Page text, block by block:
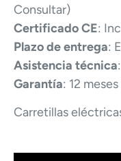
Consultar)
Certificado CE:
Plazo de entrega:
Asistencia técnica
Garantía: 12
Carretillas